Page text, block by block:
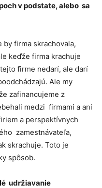
v podstate, alebo sa
firma skrachovala,
keďže firma krachuje
firme nedarí, ale darí
Ale my
zafinancujeme z
medzi firmami a ani
a perspektívnych
zamestnávateľa,
skrachuje. Toto je
spôsob.
udržiavanie